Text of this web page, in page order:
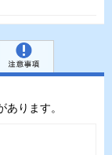
ります。